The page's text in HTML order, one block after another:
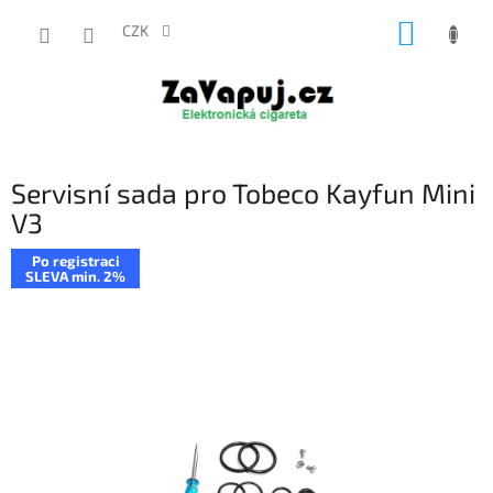
CZK
Servisní sada pro Tobeco Kayfun Mini
V3
Po registraci
SLEVA min. 2%